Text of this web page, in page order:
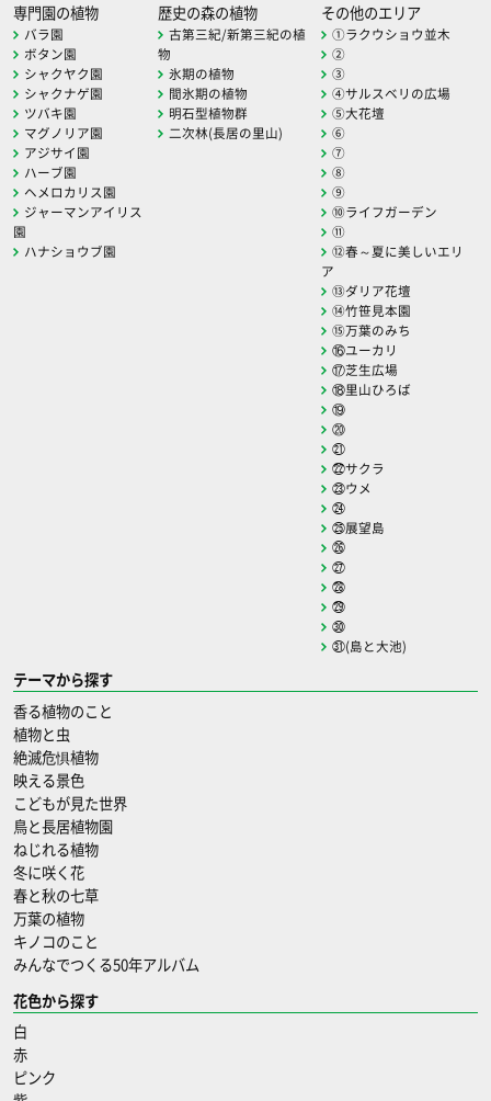
専門園の植物
バラ園
ボタン園
シャクヤク園
シャクナゲ園
ツバキ園
マグノリア園
アジサイ園
ハーブ園
ヘメロカリス園
ジャーマンアイリス
園
ハナショウブ園
歴史の森の植物
古第三紀/新第三紀の植
物
氷期の植物
間氷期の植物
明石型植物群
二次林(長居の里山)
その他のエリア
①ラクウショウ並木
②
③
④サルスベリの広場
⑤大花壇
⑥
⑦
⑧
⑨
⑩ライフガーデン
⑪
⑫春～夏に美しいエリ
ア
⑬ダリア花壇
⑭竹笹見本園
⑮万葉のみち
⑯ユーカリ
⑰芝生広場
⑱里山ひろば
⑲
⑳
㉑
㉒サクラ
㉓ウメ
㉔
㉕展望島
㉖
㉗
㉘
㉙
㉚
㉛(島と大池)
テーマから探す
香る植物のこと
植物と虫
絶滅危惧植物
映える景色
こどもが見た世界
鳥と長居植物園
ねじれる植物
冬に咲く花
春と秋の七草
万葉の植物
キノコのこと
みんなでつくる50年アルバム
花色から探す
白
赤
ピンク